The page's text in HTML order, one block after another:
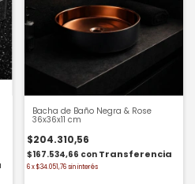
Bacha de Baño Negra & Rose
36x36x11 cm
$204.310,56
$167.534,66 con
6 x$34.051,76 sin interés